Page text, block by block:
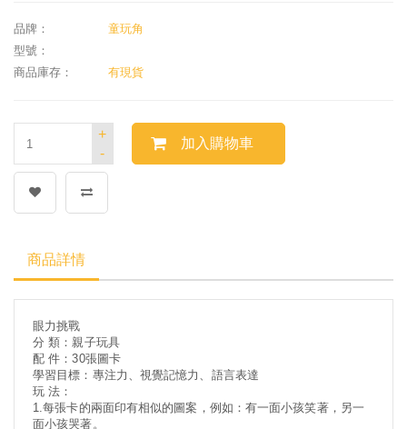
品牌：
童玩角
型號：
商品庫存：
有現貨
-
+
加入購物車
商品詳情
眼力挑戰
分 類：親子玩具
配 件：30張圖卡
學習目標：專注力、視覺記憶力、語言表達
玩 法：
1.每張卡的兩面印有相似的圖案，例如：有一面小孩笑著，另一
面小孩哭著。